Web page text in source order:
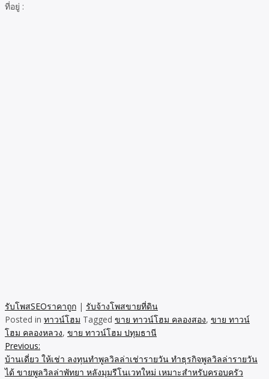
ที่อยู่ :
รับโพสSEOราคาถูก | รับจ้างโพสขายที่ดิน
Posted in ทาวน์โฮม Tagged ขาย ทาวน์โฮม คลองสอง, ขาย ทาวน์
โฮม คลองหลวง, ขาย ทาวน์โฮม ปทุมธานี
Post
navigation
Previous:
บ้านเดี่ยว ให้เช่า ลงทุนทำพูลวิลล่าเช่ารายวัน ทำธุรกิจพูลวิลล่ารายวัน
ได้ ขายพูลวิลล่าพัทยา หลังมุมรีโนเวทใหม่ เหมาะสำหรับครอบครัว